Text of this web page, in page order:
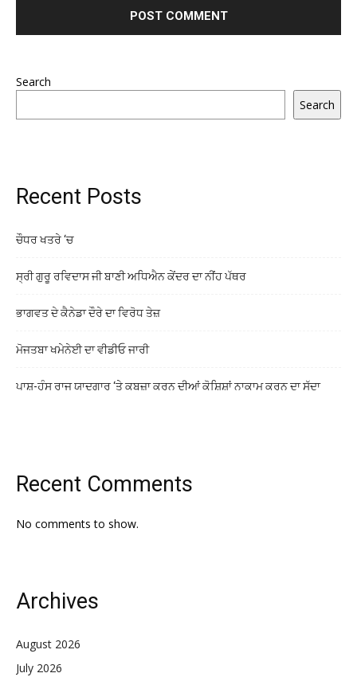
Search
Search
Recent Posts
ਚੌਧਰ ਖਤਰੇ ‘ਚ
ਸ੍ਰੀ ਗੁਰੂ ਰਵਿਦਾਸ ਜੀ ਬਾਣੀ ਅਧਿਐਨ ਕੇਂਦਰ ਦਾ ਨੀਂਹ ਪੱਥਰ
ਭਾਗਵਤ ਦੇ ਕੈਨੇਡਾ ਦੌਰੇ ਦਾ ਵਿਰੋਧ ਤੇਜ਼
ਮੋਜਤਬਾ ਖਮੇਨੇਈ ਦਾ ਵੀਡੀਓ ਜਾਰੀ
ਪਾਸ਼-ਹੰਸ ਰਾਜ ਯਾਦਗਾਰ ‘ਤੇ ਕਬਜ਼ਾ ਕਰਨ ਦੀਆਂ ਕੋਸ਼ਿਸ਼ਾਂ ਨਾਕਾਮ ਕਰਨ ਦਾ ਸੱਦਾ
Recent Comments
No comments to show.
Archives
August 2026
July 2026